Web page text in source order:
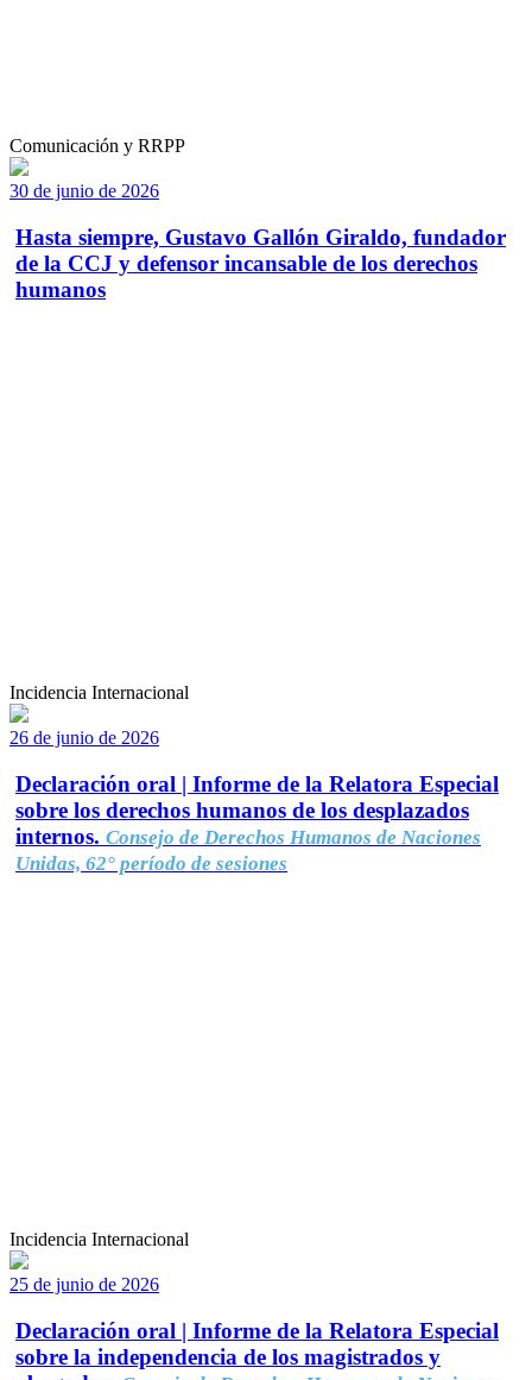
Comunicación y RRPP
30 de junio de 2026
Hasta siempre, Gustavo Gallón Giraldo, fundador
de la CCJ y defensor incansable de los derechos
humanos
Incidencia Internacional
26 de junio de 2026
Declaración oral | Informe de la Relatora Especial
sobre los derechos humanos de los desplazados
internos. Consejo de Derechos Humanos de Naciones
Unidas, 62° período de sesiones
Incidencia Internacional
25 de junio de 2026
Declaración oral | Informe de la Relatora Especial
sobre la independencia de los magistrados y